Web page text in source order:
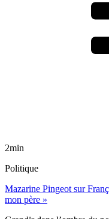
2min
Politique
Mazarine Pingeot sur
mon père »